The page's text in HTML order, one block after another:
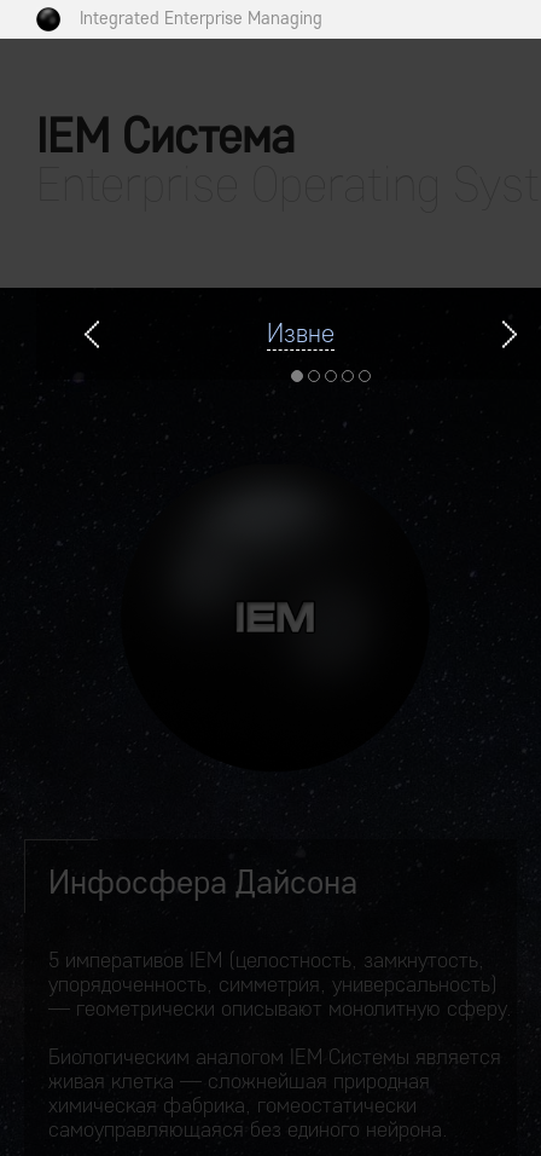
Integrated Enterprise Managing
IEM Система
Извне
Инфосфера Дайсона
5 императивов IEM (целостность, замкнутость,
упорядоченность, симметрия, универсальность)
— геометрически описывают монолитную сферу.
Биологическим аналогом IEM Системы является
живая клетка — сложнейшая природная
химическая фабрика, гомеостатически
самоуправляющаяся без единого нейрона.